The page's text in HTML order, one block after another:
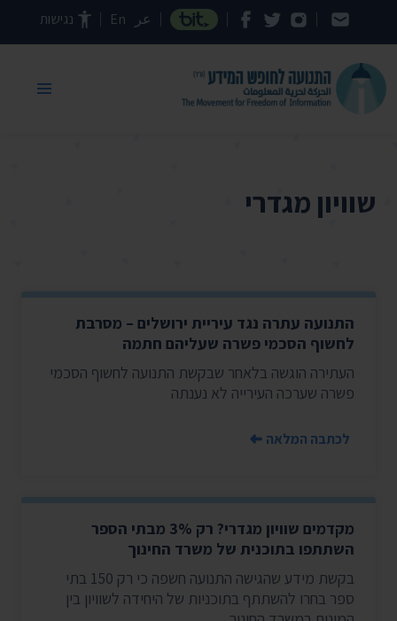
דילוג לתוכן העמוד عر En נגישות
שוויון מגדרי
התנועה עתרה נגד עיריית ירושלים – מסרבת
לחשוף הסכמי פשרה שעליהם חתמה
העתירה הוגשה בלאחר שבקשת התנועה לחשוף הסכמי
פשרה שערכה העירייה לא נענתה
לכתבה המלאה
מקדמים שוויון מגדרי? רק 3% מבתי הספר
השתתפו בתוכנית של משרד החינוך
בקשת מידע שהגישה התנועה חשפה כי רק 150 בתי
ספר בחרו להשתתף בתוכניות של היחידה לשוויון בין